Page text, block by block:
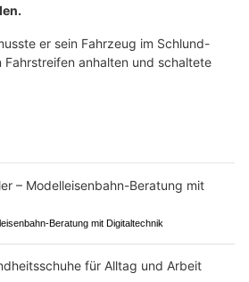
er sein Fahrzeug im Schlund-
anhalten und schaltete
Beratung mit Digitaltechnik